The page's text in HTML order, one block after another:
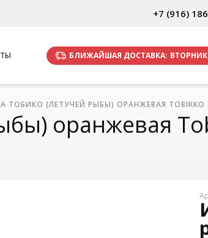
+7 (916)
БЛИЖАЙШАЯ ДОСТАВКА: ВТОРНИК
ТОБИКО (ЛЕТУЧЕЙ РЫБЫ) ОРАНЖЕВАЯ TOBIKKO
оранжевая